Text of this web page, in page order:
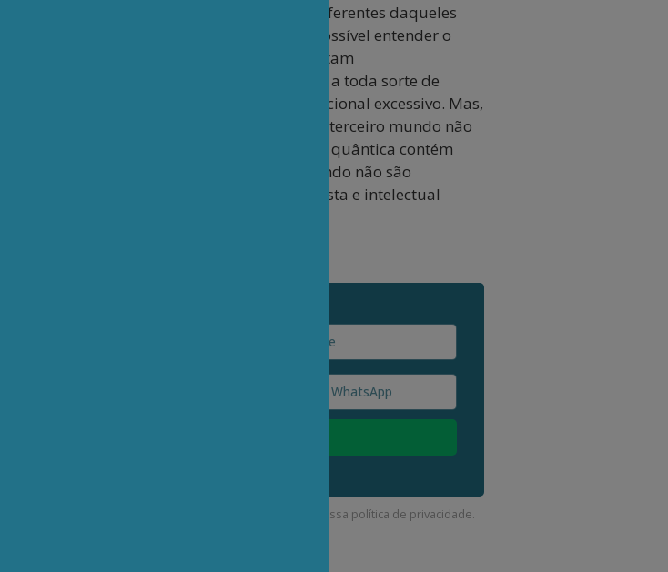
nas instituições de ensino indianas sejam diferentes daqueles
ciências humanas e sociais, onde é impossível entender o
e as universidades metropolitanas evitam
estado de subdesenvolvimento do país a toda sorte de
e, sobretudo, crescimento populacional excessivo. Mas,
conteúdos dos cursos nas universidades do terceiro mundo não
não porque a teoria de Einstein ou a física quântica contém
preocupações científicos no terceiro mundo não são
Aliás, essa era a visão de
, cientista e intelectual
XX.
você aceita receber nossos e-mails e concorda com a nossa política de privacidade.